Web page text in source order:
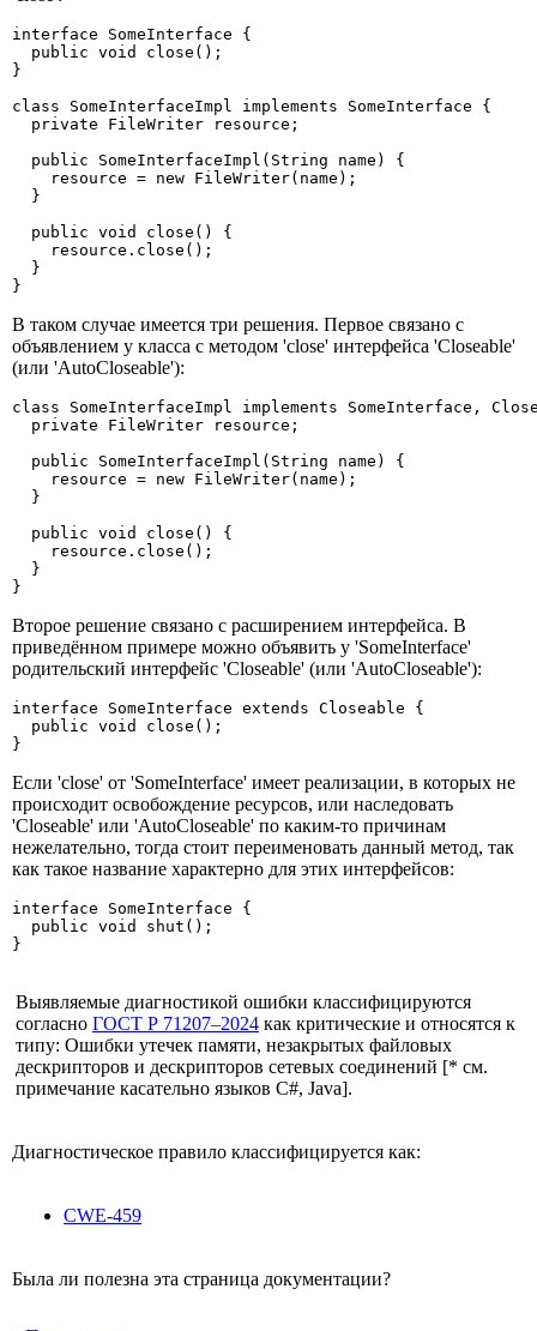
interface SomeInterface {
  public void close();
}
class SomeInterfaceImpl implements SomeInterface {
  private FileWriter resource;
  public SomeInterfaceImpl(String name) {
    resource = new FileWriter(name);
  }
  public void close() {
    resource.close();
  }
}
В таком случае имеется три решения. Первое связано с
объявлением у класса с методом 'close' интерфейса 'Closeable'
(или 'AutoCloseable'):
class SomeInterfaceImpl implements SomeInterface,
  private FileWriter resource;
  public SomeInterfaceImpl(String name) {
    resource = new FileWriter(name);
  }
  public void close() {
    resource.close();
  }
}
Второе решение связано с расширением интерфейса. В
приведённом примере можно объявить у 'SomeInterface'
родительский интерфейс 'Closeable' (или 'AutoCloseable'):
interface SomeInterface extends Closeable {
  public void close();
}
Если 'close' от 'SomeInterface' имеет реализации, в которых не
происходит освобождение ресурсов, или наследовать
'Closeable' или 'AutoCloseable' по каким-то причинам
нежелательно, тогда стоит переименовать данный метод, так
как такое название характерно для этих интерфейсов:
interface SomeInterface {
  public void shut();
}
Выявляемые диагностикой ошибки классифицируются
согласно ГОСТ Р 71207–2024 как критические и относятся к
типу: Ошибки утечек памяти, незакрытых файловых
дескрипторов и дескрипторов сетевых соединений [* см.
примечание касательно языков C#, Java].
Диагностическое правило классифицируется как:
CWE-459
Была ли полезна эта страница документации?